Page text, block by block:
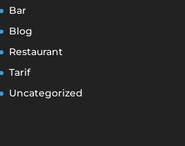
Bar
Blog
Restaurant
Tarif
Uncategorized